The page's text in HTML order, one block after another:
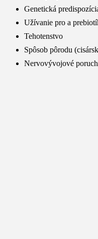
Genetická
Užívanie pro a
Tehotenstvo
Spôsob pôrodu
Nervovývojové